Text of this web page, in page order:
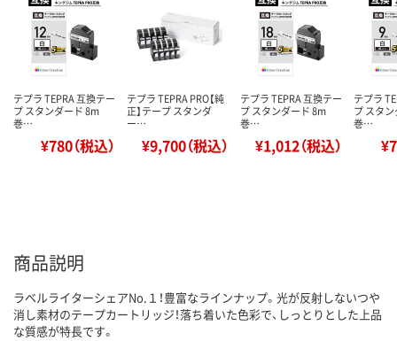
テプラ TEPRA 互換テー
プ スタンダード 8m
巻…
¥780（税込）
テプラ TEPRA PRO【純
正】テープ スタンダ
ー…
¥9,700（税込）
テプラ TEPRA 互換テー
プ スタンダード 8m
巻…
¥1,012（税込）
テプラ
プ スタ
巻…
商品説明
ラベルライターシェアNo.１！豊富なラインナップ。光が反射しないつや
消し素材のテープカートリッジ！落ち着いた色彩で、しっとりとした上品
な質感が特長です。